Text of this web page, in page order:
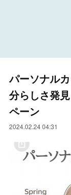
パーソナル
分らしさ発
ペーン
2024.02.24 04:31